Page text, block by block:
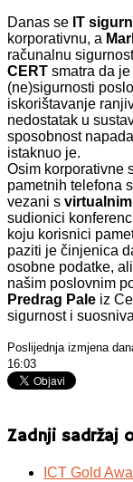
Danas se IT
korporativnu, a
računalnu
CERT smatra da
(ne)sigurnosti
iskorištavanje
nedostatak u
sposobnost
istaknuo je.
Osim korporativne
pametnih telefona
vezani s virtualnim
sudionici
koju korisnici
paziti je činjenica
osobne podatke,
našim poslovnim
Predrag Pale iz
sigurnost i
Poslijednja izmjena
16:03
Zadnji sadržaj
ICT Gold